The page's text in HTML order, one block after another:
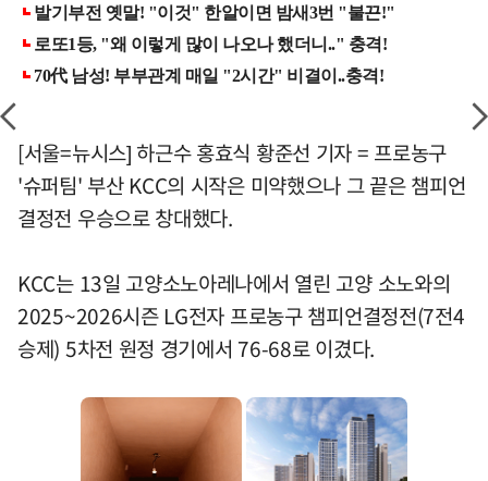
[서울=뉴시스] 하근수 홍효식 황준선 기자 = 프로농구
'슈퍼팀' 부산 KCC의 시작은 미약했으나 그 끝은 챔피언
결정전 우승으로 창대했다.
KCC는 13일 고양소노아레나에서 열린 고양 소노와의
2025~2026시즌 LG전자 프로농구 챔피언결정전(7전4
승제) 5차전 원정 경기에서 76-68로 이겼다.